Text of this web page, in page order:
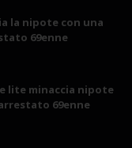
la nipote con una
69enne
lite minaccia nipote
69enne